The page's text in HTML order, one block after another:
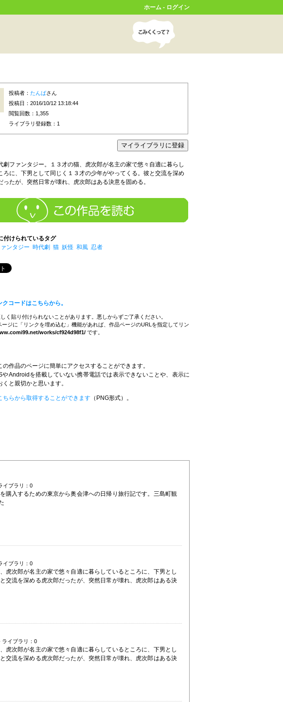
ホーム - ログイン
投稿者： たんばさん
投稿日：2016/10/12 13:18:44
閲覧回数：1,355
ライブラリ登録数： 1
劇ファンタジー。１３才の猫、虎次郎が名主の家で悠々自適に暮らし
ろに、下男として同じく１３才の少年がやってくる。彼と交流を深め
ったが、突然日常が壊れ、虎次郎はある決意を固める。
付けられているタグ
ンタジー 時代劇 猫 妖怪 和風 忍者
コードはこちらから。
貼り付けられないことがあります。悪しからずご了承ください。
ジに「リンクを埋め込む」機能があれば、作品ページのURLを指定してリン
works/cf924d98f1/ です。
作品のページに簡単にアクセスすることができます。
やAndroidを搭載していない携帯電話では表示できないことや、表示に
と親切かと思います。
ちらから取得することができます （PNG形式）。
イブラリ：0
購入するための東京から奥会津への日帰り旅行記です。三島町観
イブラリ：0
虎次郎が名主の家で悠々自適に暮らしているところに、下男とし
交流を深める虎次郎だったが、突然日常が壊れ、虎次郎はある決
ライブラリ：0
虎次郎が名主の家で悠々自適に暮らしているところに、下男とし
交流を深める虎次郎だったが、突然日常が壊れ、虎次郎はある決